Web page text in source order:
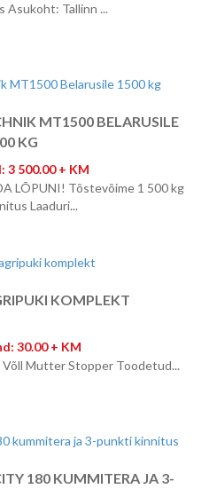
Asukoht: Tallinn ...
MT1500 BELARUSILE
KG
3 500.00 + KM
LÕPUNI! Tõstevõime 1 500 kg
Laaduri...
KOMPLEKT
30.00 + KM
Võll Mutter Stopper Toodetud...
180 KUMMITERA JA 3-